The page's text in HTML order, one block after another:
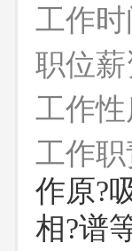
工作时
职位薪
工作性
工作职
作原?
相?谱